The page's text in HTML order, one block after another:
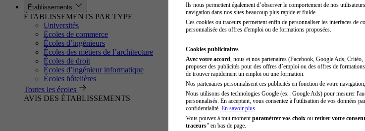
Établissements
ÉTABLISSEMENTS PAR TYPE
Universités
Écoles de commerce
Écoles d’ingénieurs
Écoles des métiers de l’architecture
Écoles de droit
Écoles d’ingénieur informatique
Écoles hôtelières
Toutes les écoles
AVIS DES ÉTABLISSEMENTS
Ils nous permettent également d’observer le comportement de nos
navigation dans nos sites beaucoup plus rapide et fluide.
Ces cookies ou traceurs permettent enfin de personnaliser les interfaces de
personnalisée des offres d'emploi ou de formations proposées.
Cookies publicitaires
Avec votre accord , nous et nos partenaires (Facebook, Google Ads,
proposer des publicités pour des offres d’emploi ou des offres de
de trouver rapidement un emploi ou une formation.
Nos partenaires personnalisent ces publicités en fonction de votre
Nous utilisons des technologies Google (ex : Google Ads) pour mesurer
personnalisés. En acceptant, vous consentez à l'utilisation de vos données
confidentialité. En savoir plus
Vous pouvez à tout moment paramétrer vos choixou retirer votre
traceurs" en bas de page.